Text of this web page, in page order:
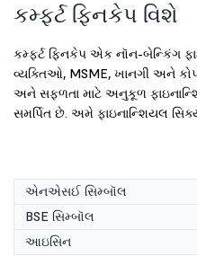
કમ્ફર્ટ ફિનકેપ વિશે
કમ્ફર્ટ ફિનકેપ એક નૉન-બેન્કિંગ
વ્યક્તિઓ, MSME, ખાનગી અને
અને સફળતા માટે અનુકૂળ
સમર્પિત છે. અમે ફાઇનાન્શિયલ
એનએસઈ સિમ્બૉલ
BSE સિમ્બૉલ
આઇસિન